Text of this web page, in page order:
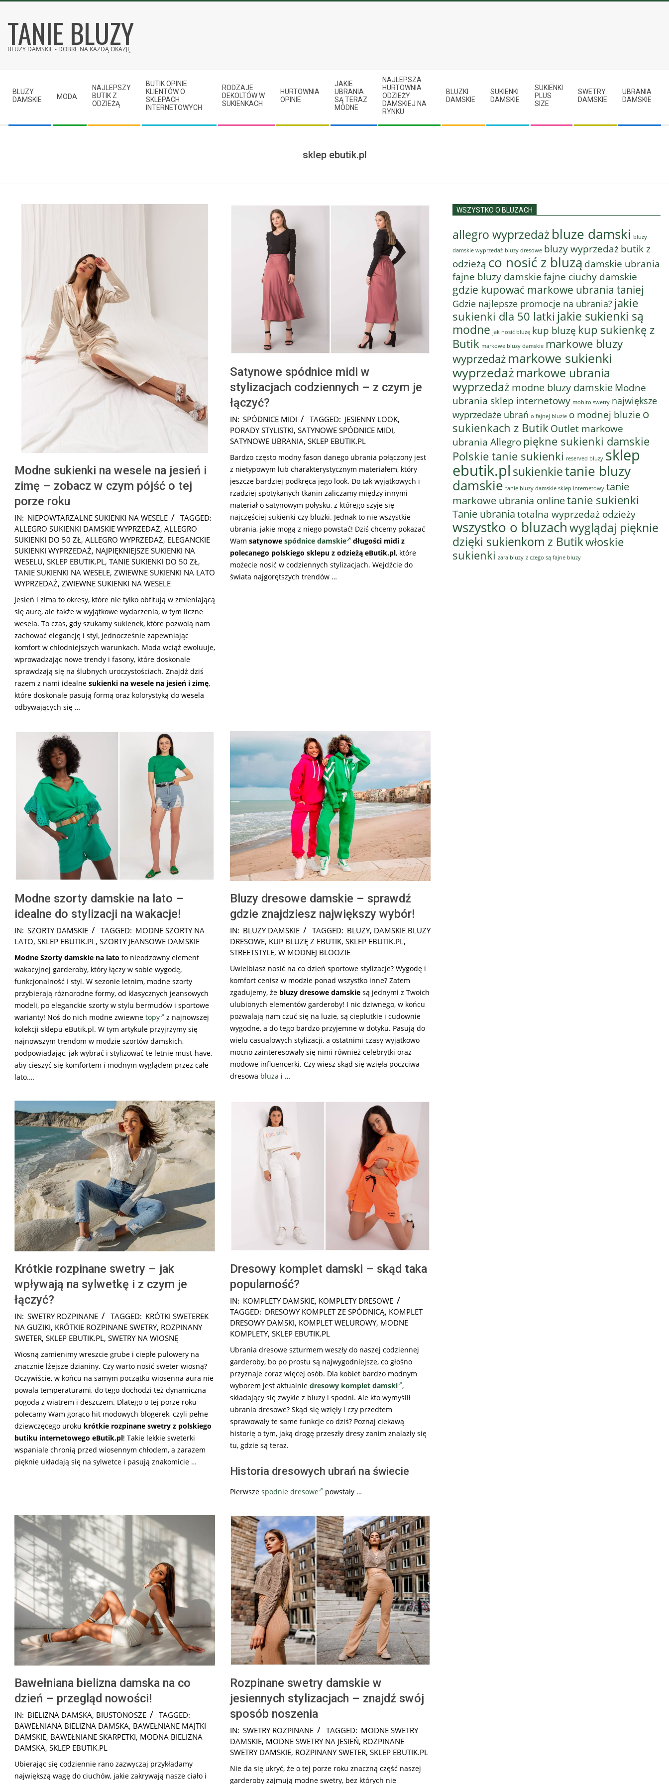
content
TANIE BLUZY
BLUZY DAMSKIE - DOBRE NA KAŻDĄ OKAZJĘ
Navigation
Menu
BLUZY
DAMSKIE
MODA
NAJLEPSZY
BUTIK Z
ODZIEŻĄ
BUTIK OPINIE
KLIENTÓW O
SKLEPACH
INTERNETOWYCH
RODZAJE
DEKOLTÓW W
SUKIENKACH
HURTOWNIA
OPINIE
JAKIE
UBRANIA
SĄ TERAZ
MODNE
NAJLEPSZA
HURTOWNIA
ODZIEŻY
DAMSKIEJ NA
RYNKU
BLUZKI
DAMSKIE
SUKIENKI
DAMSKIE
SUKIENKI
PLUS
SIZE
SWETRY
DAMSKIE
UBRANIA
DAMSKIE
sklep ebutik.pl
Modne sukienki na wesele na jesień i
zimę – zobacz w czym pójść o tej
porze roku
2026-
08-
02
IN: NIEPOWTARZALNE SUKIENKI NA WESELE
TAGGED:
ALLEGRO SUKIENKI DAMSKIE WYPRZEDAŻ, ALLEGRO
SUKIENKI DO 50 ZŁ, ALLEGRO WYPRZEDAŻ, ELEGANCKIE
SUKIENKI WYPRZEDAŻ, NAJPIĘKNIEJSZE SUKIENKI NA
WESELU, SKLEP EBUTIK.PL, TANIE SUKIENKI DO 50 ZŁ,
TANIE SUKIENKI NA WESELE, ZWIEWNE SUKIENKI NA LATO
WYPRZEDAŻ, ZWIEWNE SUKIENKI NA WESELE
Jesień i zima to okresy, które nie tylko obfitują w zmieniającą
się aurę, ale także w wyjątkowe wydarzenia, w tym liczne
wesela. To czas, gdy szukamy sukienek, które pozwolą nam
zachować elegancję i styl, jednocześnie zapewniając
komfort w chłodniejszych warunkach. Moda wciąż ewoluuje,
wprowadzając nowe trendy i fasony, które doskonale
sprawdzają się na ślubnych uroczystościach. Znajdź dziś
razem z nami idealne sukienki na wesele na jesień i zimę,
które doskonale pasują formą oraz kolorystyką do wesela
odbywających się …
Satynowe spódnice midi w
stylizacjach codziennych – z czym je
łączyć?
2026-
07-
31
IN: SPÓDNICE MIDI TAGGED: JESIENNY LOOK,
PORADY STYLISTKI, SATYNOWE SPÓDNICE MIDI,
SATYNOWE UBRANIA, SKLEP EBUTIK.PL
Bardzo często modny fason danego ubrania połączony jest
z nietypowym lub charakterystycznym materiałem, który
jeszcze bardziej podkręca jego look. Do tak wyjątkowych i
rzadziej spotykanych tkanin zaliczamy między innymi
materiał o satynowym połysku, z którego szyje się
najczęściej sukienki czy bluzki. Jednak to nie wszystkie
ubrania, jakie mogą z niego powstać! Dziś chcemy pokazać
Wam satynowe spódnice damskie
długości midi z
polecanego polskiego sklepu z odzieżą eButik.pl, które
możecie nosić w codziennych stylizacjach. Wejdźcie do
świata najgorętszych trendów …
Modne szorty damskie na lato –
idealne do stylizacji na wakacje!
2026-
07-
IN: SZORTY DAMSKIE TAGGED: MODNE SZORTY NA
LATO, SKLEP EBUTIK.PL, SZORTY JEANSOWE DAMSKIE
Modne Szorty damskie na lato to nieodzowny element
wakacyjnej garderoby, który łączy w sobie wygodę,
funkcjonalność i styl. W sezonie letnim, modne szorty
przybierają różnorodne formy, od klasycznych jeansowych
modeli, po eleganckie szorty w stylu bermudów i sportowe
warianty! Noś do nich modne zwiewne topy
z najnowszej
kolekcji sklepu eButik.pl. W tym artykule przyjrzymy się
najnowszym trendom w modzie szortów damskich,
podpowiadając, jak wybrać i stylizować te letnie must-have,
aby cieszyć się komfortem i modnym wyglądem przez całe
lato.…
Bluzy dresowe damskie – sprawdź
gdzie znajdziesz największy wybór!
2026-
07-
30
IN: BLUZY DAMSKIE TAGGED: BLUZY, DAMSKIE BLUZY
DRESOWE, KUP BLUZĘ Z EBUTIK, SKLEP EBUTIK.PL,
STREETSTYLE, W MODNEJ BLOOZIE
Uwielbiasz nosić na co dzień sportowe stylizacje? Wygodę i
komfort cenisz w modzie ponad wszystko inne? Zatem
zgadujemy, że bluzy dresowe damskie są jednymi z Twoich
ulubionych elementów garderoby! I nic dziwnego, w końcu
pozwalają nam czuć się na luzie, są cieplutkie i cudownie
wygodne, a do tego bardzo przyjemne w dotyku. Pasują do
wielu casualowych stylizacji, a ostatnimi czasy wyjątkowo
mocno zainteresowały się nimi również celebrytki oraz
modowe influencerki. Czy wiesz skąd się wzięła poczciwa
dresowa bluza i …
Krótkie rozpinane swetry – jak
wpływają na sylwetkę i z czym je
łączyć?
2026-
07-
30
IN: SWETRY ROZPINANE TAGGED: KRÓTKI SWETEREK
NA GUZIKI, KRÓTKIE ROZPINANE SWETRY, ROZPINANY
SWETER, SKLEP EBUTIK.PL, SWETRY NA WIOSNĘ
Wiosną zamienimy wreszcie grube i ciepłe pulowery na
znacznie lżejsze dzianiny. Czy warto nosić sweter wiosną?
Oczywiście, w końcu na samym początku wiosenna aura nie
powala temperaturami, do tego dochodzi też dynamiczna
pogoda z wiatrem i deszczem. Dlatego o tej porze roku
polecamy Wam gorąco hit modowych blogerek, czyli pełne
dziewczęcego uroku krótkie rozpinane swetry z polskiego
butiku internetowego eButik.pl! Takie lekkie sweterki
wspaniale chronią przed wiosennym chłodem, a zarazem
pięknie układają się na sylwetce i pasują znakomicie …
Dresowy komplet damski – skąd taka
popularność?
2026-
07-
29
IN: KOMPLETY DAMSKIE, KOMPLETY DRESOWE
TAGGED: DRESOWY KOMPLET ZE SPÓDNICĄ, KOMPLET
DRESOWY DAMSKI, KOMPLET WELUROWY, MODNE
KOMPLETY, SKLEP EBUTIK.PL
Ubrania dresowe szturmem weszły do naszej codziennej
garderoby, bo po prostu są najwygodniejsze, co głośno
przyznaje coraz więcej osób. Dla kobiet bardzo modnym
wyborem jest aktualnie dresowy komplet damski ,
składający się zwykle z bluzy i spodni. Ale kto wymyślił
ubrania dresowe? Skąd się wzięły i czy przedtem
sprawowały te same funkcje co dziś? Poznaj ciekawą
historię o tym, jaką drogę przeszły dresy zanim znalazły się
tu, gdzie są teraz.
Historia dresowych ubrań na świecie
Pierwsze spodnie dresowe powstały …
Bawełniana bielizna damska na co
dzień – przegląd nowości!
2026-
07-
28
IN: BIELIZNA DAMSKA, BIUSTONOSZE
TAGGED:
BAWEŁNIANA BIELIZNA DAMSKA, BAWEŁNIANE MAJTKI
DAMSKIE, BAWEŁNIANE SKARPETKI, MODNA BIELIZNA
DAMSKA, SKLEP EBUTIK.PL
Ubierając się codziennie rano zazwyczaj przykładamy
największą wagę do ciuchów, jakie zakrywają nasze ciało i
Rozpinane swetry damskie w
jesiennych stylizacjach – znajdź swój
sposób noszenia
2026-
07-
28
IN: SWETRY ROZPINANE TAGGED: MODNE SWETRY
DAMSKIE, MODNE SWETRY NA JESIEŃ, ROZPINANE
SWETRY DAMSKIE, ROZPINANY SWETER, SKLEP EBUTIK.PL
Nie da się ukryć, że o tej porze roku znaczną część naszej
garderoby zajmują modne swetry, bez których nie
WSZYSTKO O BLUZACH
allegro wyprzedaż bluze damski bluzy
damskie wyprzedaż bluzy dresowe bluzy wyprzedaż butik z
odzieżą co nosić z bluzą damskie ubrania
fajne bluzy damskiefajne ciuchy damskie
gdzie kupować markowe ubrania taniej
Gdzie najlepsze promocje na ubrania? jakie
sukienki dla 50 latki jakie sukienki są
modne jak nosić bluzę kup bluzę kup sukienkę z
Butik markowe bluzy damskie markowe bluzy
wyprzedaż markowe sukienki
wyprzedaż markowe ubrania
wyprzedaż modne bluzy damskie Modne
ubrania sklep internetowy mohito swetry największe
wyprzedaże ubrań o fajnej bluzie o modnej bluzie o
sukienkach z Butik Outlet markowe
ubrania Allegropiękne sukienki damskie
Polskie tanie sukienki reserved bluzy sklep
ebutik.pl sukienkietanie bluzy
damskie tanie bluzy damskie sklep internetowy tanie
markowe ubrania onlinetanie sukienki
Tanie ubrania totalna wyprzedaż odzieży
wszystko o bluzachwyglądaj pięknie
dzięki sukienkom z Butikwłoskie
sukienki zara bluzy z czego są fajne bluzy